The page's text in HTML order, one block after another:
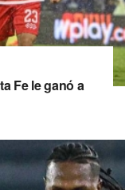
Fe le ganó a